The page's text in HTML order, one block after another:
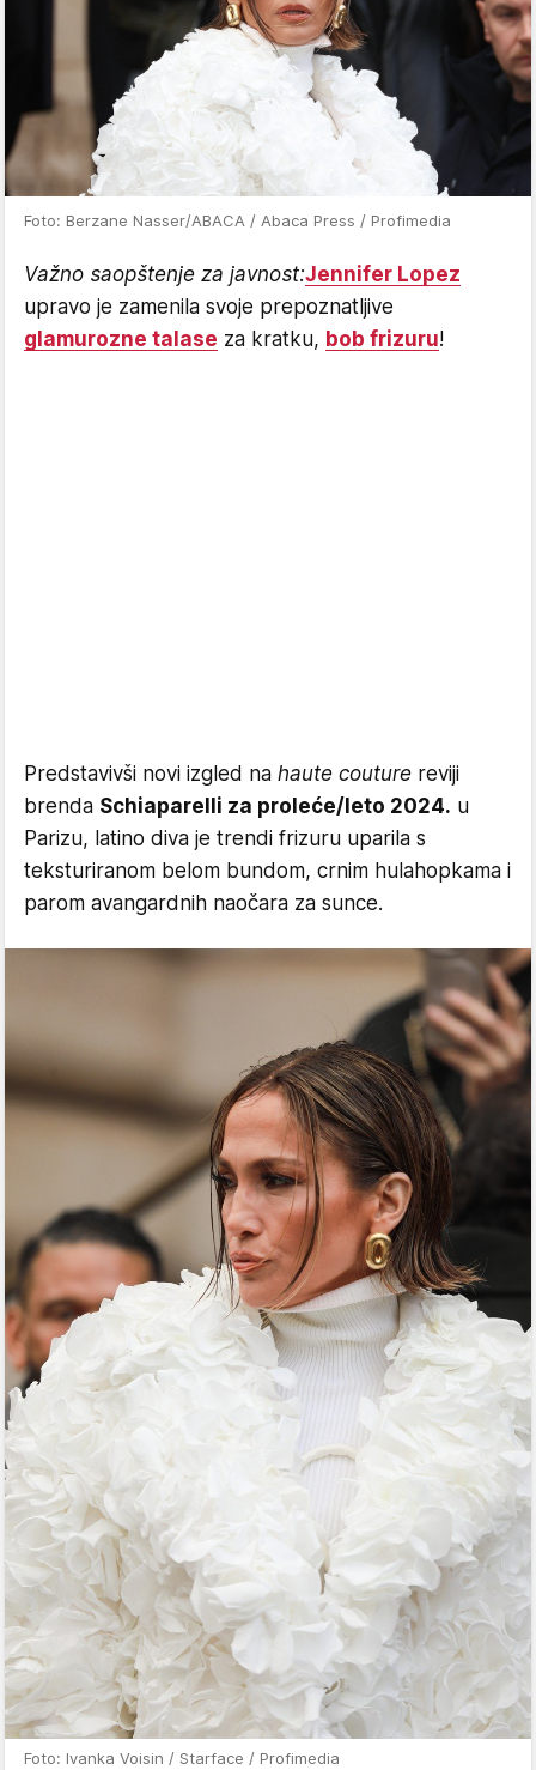
Foto: Berzane Nasser/ABACA / Abaca Press / Profimedia
Važno saopštenje za javnost:Jennifer Lopez
upravo je zamenila svoje prepoznatljive
glamurozne talase za kratku, bob frizuru!
Predstavivši novi izgled na haute couture reviji
brenda Schiaparelli za proleće/leto 2024. u
Parizu, latino diva je trendi frizuru uparila s
teksturiranom belom bundom, crnim hulahopkama i
parom avangardnih naočara za sunce.
Foto: Ivanka Voisin / Starface / Profimedia